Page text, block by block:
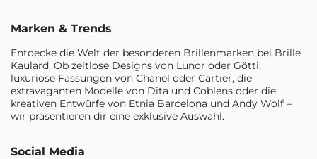
Marken & Trends
Entdecke die Welt der besonderen Brillenmarken bei Brille
Kaulard. Ob zeitlose Designs von Lunor oder Götti,
luxuriöse Fassungen von Chanel oder Cartier, die
extravaganten Modelle von Dita und Coblens oder die
kreativen Entwürfe von Etnia Barcelona und Andy Wolf –
wir präsentieren dir eine exklusive Auswahl.
Social Media